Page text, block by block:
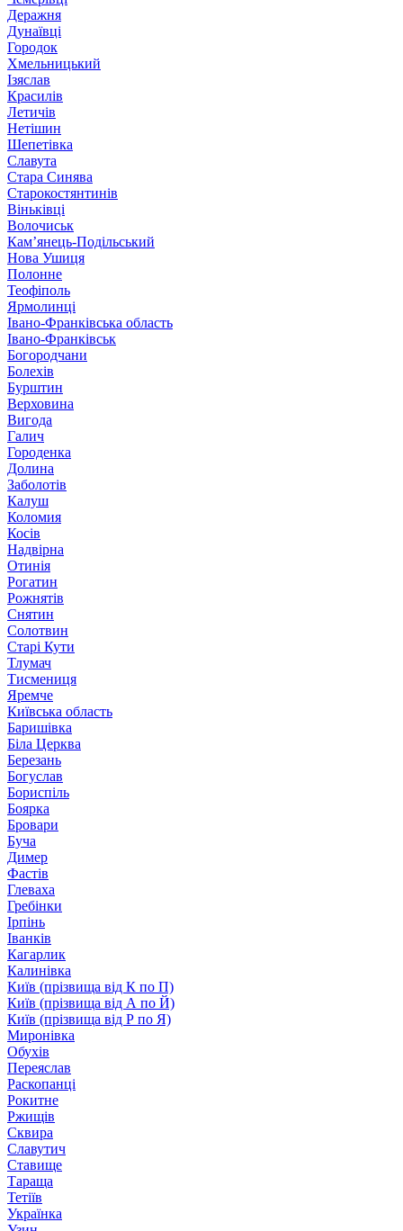
Деражня
Дунаївці
Городок
Хмельницький
Ізяслав
Красилів
Летичів
Нетішин
Шепетівка
Славута
Стара Синява
Старокостянтинів
Віньківці
Волочиськ
Кам’янець-Подільський
Нова Ушиця
Полонне
Теофіполь
Ярмолинці
Івано-Франківська область
Івано-Франківськ
Богородчани
Болехів
Бурштин
Верховина
Вигода
Галич
Городенка
Долина
Заболотів
Калуш
Коломия
Косів
Надвірна
Отинія
Рогатин
Рожнятів
Снятин
Солотвин
Старі Кути
Тлумач
Тисмениця
Яремче
Київська область
Баришівка
Біла Церква
Березань
Богуслав
Бориспіль
Боярка
Бровари
Буча
Димер
Фастів
Глеваха
Гребінки
Ірпінь
Іванків
Кагарлик
Калинівка
Київ (прізвища від К по П)
Київ (прізвища від А по Й)
Київ (прізвища від Р по Я)
Миронівка
Обухів
Переяслав
Раскопанці
Рокитне
Ржищів
Сквира
Славутич
Ставище
Тараща
Тетіїв
Українка